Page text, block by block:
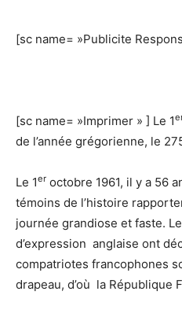
[sc name= »Publicite
[sc name= »Imprimer » ] Le 1
de l’année grégorienne, le
Le 1er octobre 1961, il y a 56
témoins de l’histoire
journée grandiose et faste.
d’expression anglaise ont
compatriotes francophones
drapeau, d’où la République